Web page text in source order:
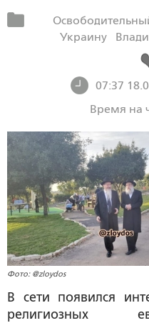
Украину
07:37
Время на
Фото: @zloydos
В сети появился
религиозных